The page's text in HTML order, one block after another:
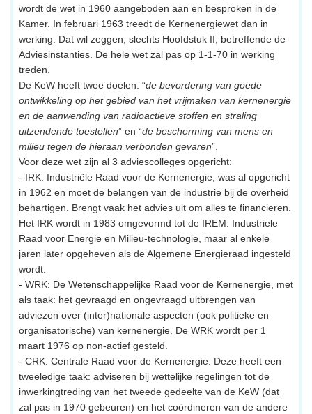
wordt de wet in 1960 aangeboden aan en besproken in de
Kamer. In februari 1963 treedt de Kernenergiewet dan in
werking. Dat wil zeggen, slechts Hoofdstuk II, betreffende de
Adviesinstanties. De hele wet zal pas op 1-1-70 in werking
treden.
De KeW heeft twee doelen: “de bevordering van goede
ontwikkeling op het gebied van het vrijmaken van kernenergie
en de aanwending van radioactieve stoffen en straling
uitzendende toestellen” en “de bescherming van mens en
milieu tegen de hieraan verbonden gevaren”.
Voor deze wet zijn al 3 adviescolleges opgericht:
- IRK: Industriële Raad voor de Kernenergie, was al opgericht
in 1962 en moet de belangen van de industrie bij de overheid
behartigen. Brengt vaak het advies uit om alles te financieren.
Het IRK wordt in 1983 omgevormd tot de IREM: Industriele
Raad voor Energie en Milieu-technologie, maar al enkele
jaren later opgeheven als de Algemene Energieraad ingesteld
wordt.
- WRK: De Wetenschappelijke Raad voor de Kernenergie, met
als taak: het gevraagd en ongevraagd uitbrengen van
adviezen over (inter)nationale aspecten (ook politieke en
organisatorische) van kernenergie. De WRK wordt per 1
maart 1976 op non-actief gesteld.
- CRK: Centrale Raad voor de Kernenergie. Deze heeft een
tweeledige taak: adviseren bij wettelijke regelingen tot de
inwerkingtreding van het tweede gedeelte van de KeW (dat
zal pas in 1970 gebeuren) en het coördineren van de andere